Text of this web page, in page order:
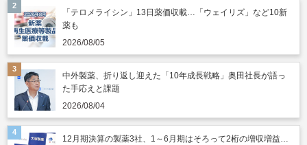
「テロメライシン」13日薬価収載…「ウェイリズ」など10新
薬も
2026/08/05
中外製薬、折り返し迎えた「10年成長戦略」奥田社長が語っ
た手応えと課題
2026/08/04
12月期決算の製薬3社、1～6月期はそろって2桁の増収増益…